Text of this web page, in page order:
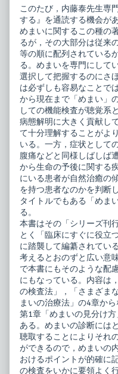
い
を
見
分
け
る・
治
療
す
る
published
on
ロ
ン
テ
ィ
ア
め
ま
い
を
見
分
け
る・
治
療
す
る,
このたび，内藤泰先生専
する』を通読する機会があ
めまいに関するこの種の
るが，その大部分は従来
等の順に配列されている
る。めまいを専門にして
選択して把握するのにさ
は必ずしも容易なことで
から現在まで「めまい」
しての機能検査が聴覚系
病態解明に大きく貢献し
て十分理解することがよ
いる。一方，症状として
腹痛などと同様しばしば
から生命の予後に関する
にいる患者が自然治癒の
を持つ患者なのかを判断
タイトルでもある「めま
る。
本書はその「シリーズ刊
とく「臨床にすぐに役立
に踏襲して編纂されてい
考えるとおのずと広い意
で本書にもそのような配
にもなっている。内容は
の検査法」，「さまざま
まいの治療法」の4章から
第1章「めまいの見分け
ある。めまいの診断には
聴取することによりそれ
ができるので，めまいの
おけるポイントが的確に
の検査をいかに要領よく